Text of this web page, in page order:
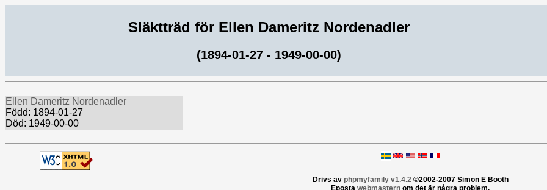
Släktträd för Ellen Dameritz Nordenadler
(1894-01-27 - 1949-00-00)
Ellen Dameritz Nordenadler
Född: 1894-01-27
Död: 1949-00-00
Drivs av phpmyfamily v1.4.2©2002-2007 Simon E Booth
Eposta webmastern om det är några problem.